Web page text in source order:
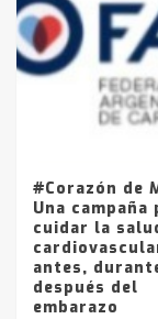
4
#Corazón de
Una campaña
cuidar la
antes,
después del
embarazo